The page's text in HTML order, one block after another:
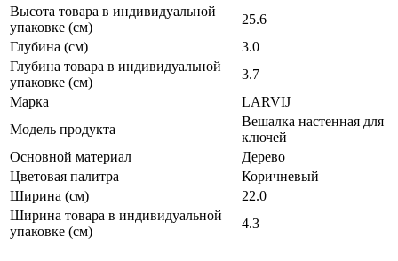
Высота товара в индивидуальной
упаковке (см)
25.6
Глубина (см)
3.0
Глубина товара в индивидуальной
упаковке (см)
3.7
Марка
LARVIJ
Модель продукта
Вешалка настенная для
ключей
Основной материал
Дерево
Цветовая палитра
Коричневый
Ширина (см)
22.0
Ширина товара в индивидуальной
упаковке (см)
4.3